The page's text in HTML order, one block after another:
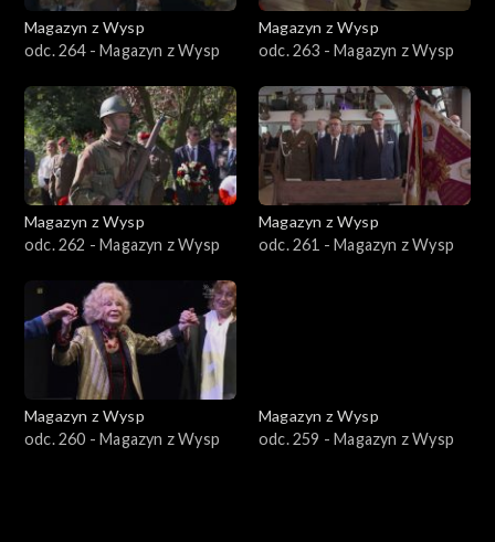
Magazyn z Wysp
odc. 264 - Magazyn z Wysp
Magazyn z Wysp
odc. 263 - Magazyn z Wysp
Magazyn z Wysp
odc. 262 - Magazyn z Wysp
Magazyn z Wysp
odc. 261 - Magazyn z Wysp
Magazyn z Wysp
odc. 260 - Magazyn z Wysp
Magazyn z Wysp
odc. 259 - Magazyn z Wysp